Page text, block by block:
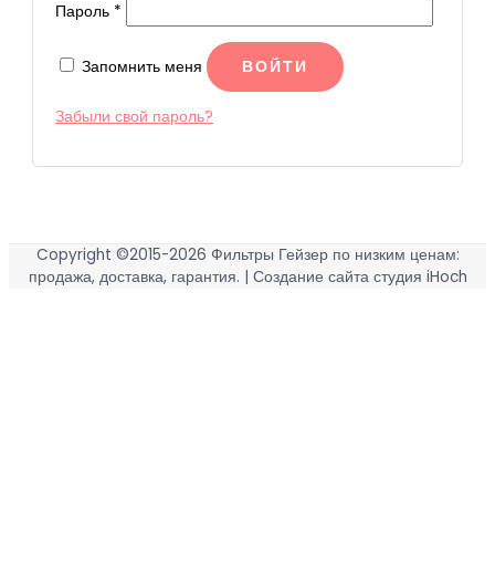
Пароль *
Запомнить меня ВОЙТИ
Забыли свой пароль?
Copyright ©2015-2026 Фильтры Гейзер по низким ценам:
продажа, доставка, гарантия. | Создание сайта студия iHoch